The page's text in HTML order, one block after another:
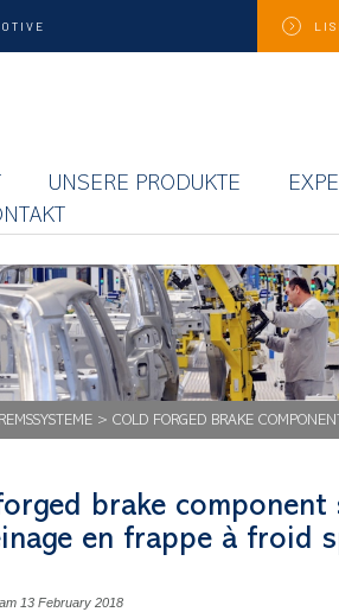
LISI
UNSERE PRODUKTE
> COLD FORGED BRAKE
brake
en frappe à froid
13 February 2018